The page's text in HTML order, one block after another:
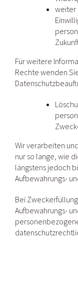
weiter
Für weitere
Rechte wenden
Wir verarbeiten
nur so lange, wie
längstens jedoch
Aufbewahrungs-
Bei
Aufbewahrungs-